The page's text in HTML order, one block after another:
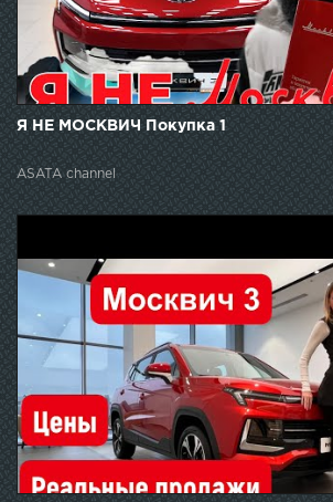
Я НЕ МОСКВИЧ Покупка 1
ASATA channel